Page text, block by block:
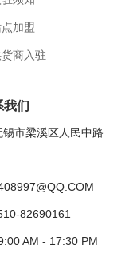
加盟
商入驻
我们
锡市梁溪区人民中路
82690161
AM - 17:30 PM